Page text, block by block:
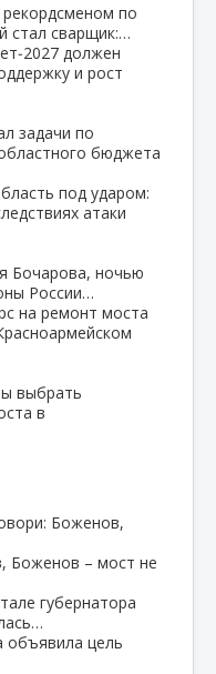
по
стал сварщик:…
должен
и рост
задачи по
бюджета
под ударом:
атаки
Бочарова, ночью
России…
на ремонт моста
выбрать
в
Боженов,
губернатора
объявила цель